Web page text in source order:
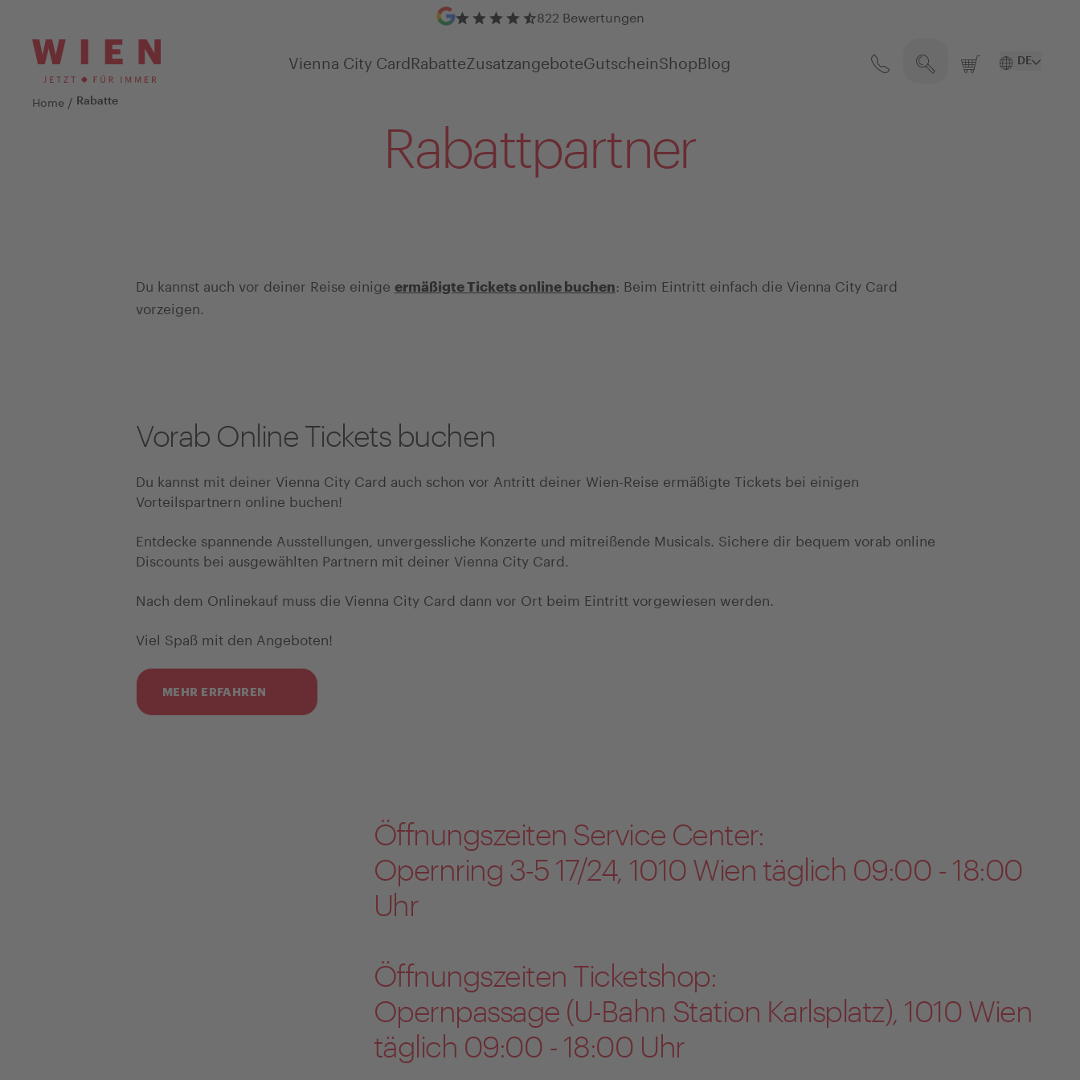
Google Bewertungen
822 Bewertungen
Vienna City CardRabatteZusatzangeboteGutscheinShopBlog Kontakt
Suche öffnen/schließen
DE
Home / Rabatte
Rabattpartner
Du kannst auch vor deiner Reise einige ermäßigte Tickets online buchen: Beim Eintritt einfach die Vienna City Card
vorzeigen.
Vorab Online Tickets buchen
Du kannst mit deiner Vienna City Card auch schon vor Antritt deiner Wien-Reise ermäßigte Tickets bei einigen
Vorteilspartnern online buchen!
Entdecke spannende Ausstellungen, unvergessliche Konzerte und mitreißende Musicals. Sichere dir bequem vorab online
Discounts bei ausgewählten Partnern mit deiner Vienna City Card.
Nach dem Onlinekauf muss die Vienna City Card dann vor Ort beim Eintritt vorgewiesen werden.
Viel Spaß mit den Angeboten!
MEHR ERFAHREN
Öffnungszeiten Service Center:
Opernring 3-5 17/24, 1010 Wien täglich 09:00 - 18:00
Uhr
Öffnungszeiten Ticketshop:
Opernpassage (U-Bahn Station Karlsplatz), 1010 Wien
täglich 09:00 - 18:00 Uhr